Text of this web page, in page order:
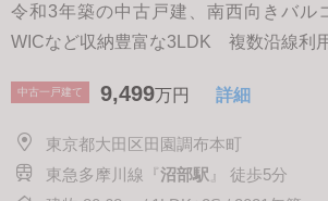
令和3年築の中古戸建、南西向きバル
WICなど収納豊富な3LDK 複数沿線利
中古一戸建て 9,499万円 詳細
東京都大田区田園調布本町
東急多摩川線『沼部駅 』 徒歩5分